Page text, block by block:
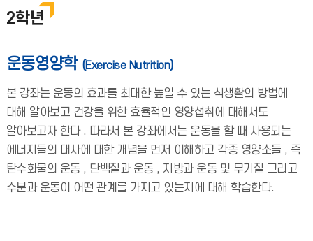
2학년
운동영양학 (Exercise Nutrition)
본 강좌는 운동의 효과를 최대한 높일 수 있는 식생활의 방법에
대해 알아보고 건강을 위한 효율적인 영양섭취에 대해서도
알아보고자 한다 . 따라서 본 강좌에서는 운동을 할 때 사용되는
에너지들의 대사에 대한 개념을 먼저 이해하고 각종 영양소들 , 즉
탄수화물의 운동 , 단백질과 운동 , 지방과 운동 및 무기질 그리고
수분과 운동이 어떤 관계를 가지고 있는지에 대해 학습한다.